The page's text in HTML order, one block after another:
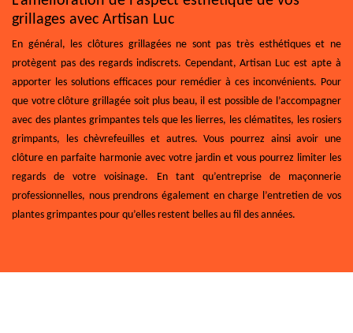
grillages avec Artisan Luc
En général, les clôtures grillagées ne sont pas très esthétiques et ne
protègent pas des regards indiscrets. Cependant, Artisan Luc est apte à
apporter les solutions efficaces pour remédier à ces inconvénients. Pour
que votre clôture grillagée soit plus beau, il est possible de l’accompagner
avec des plantes grimpantes tels que les lierres, les clématites, les rosiers
grimpants, les chèvrefeuilles et autres. Vous pourrez ainsi avoir une
clôture en parfaite harmonie avec votre jardin et vous pourrez limiter les
regards de votre voisinage. En tant qu’entreprise de maçonnerie
professionnelles, nous prendrons également en charge l’entretien de vos
plantes grimpantes pour qu’elles restent belles au fil des années.